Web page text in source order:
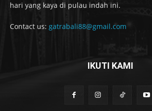
hari yang kaya di pulau indah ini.
Contact us: gatrabali88@gmail.com
IKUTI KAMI